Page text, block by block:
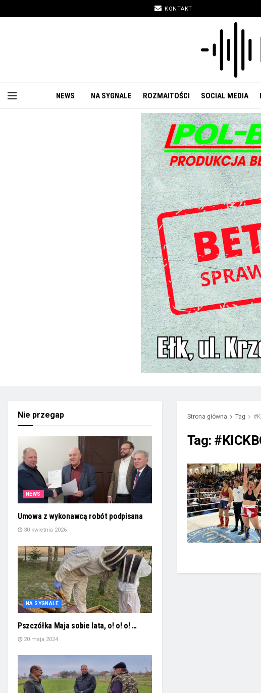
KONTAKT
NEWS NA SYGNALE ROZMAITOŚCI SOCIAL MEDIA
Strona główna Tag
Tag:
Nie przegap
NEWS
Umowa z wykonawcą robót podpisana
30 kwietnia 2026
NA SYGNALE
Pszczółka Maja sobie lata, o! o! o! …
20 maja 2024